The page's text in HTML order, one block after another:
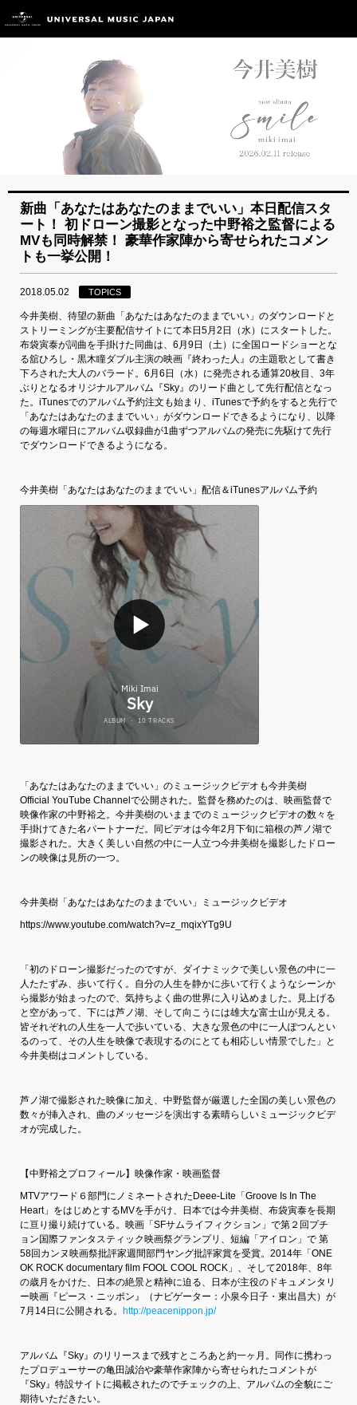
新曲「あなたはあなたのままでいい」本日配信スタ
ート！ 初ドローン撮影となった中野裕之監督による
MVも同時解禁！ 豪華作家陣から寄せられたコメン
トも一挙公開！
2018.05.02 TOPICS
今井美樹、待望の新曲「あなたはあなたのままでいい」のダウンロードと
ストリーミングが主要配信サイトにて本日5月2日（水）にスタートした。
布袋寅泰が詞曲を手掛けた同曲は、6月9日（土）に全国ロードショーとな
る舘ひろし・黒木瞳ダブル主演の映画『終わった人』の主題歌として書き
下ろされた大人のバラード。6月6日（水）に発売される通算20枚目、3年
ぶりとなるオリジナルアルバム『Sky』のリード曲として先行配信となっ
た。iTunesでのアルバム予約注文も始まり、iTunesで予約をすると先行で
「あなたはあなたのままでいい」がダウンロードできるようになり、以降
の毎週水曜日にアルバム収録曲が1曲ずつアルバムの発売に先駆けて先行
でダウンロードできるようになる。
今井美樹「あなたはあなたのままでいい」配信＆iTunesアルバム予約
「あなたはあなたのままでいい」のミュージックビデオも今井美樹
Official YouTube Channelで公開された。監督を務めたのは、映画監督で
映像作家の中野裕之。今井美樹のいままでのミュージックビデオの数々を
手掛けてきた名パートナーだ。同ビデオは今年2月下旬に箱根の芦ノ湖で
撮影された。大きく美しい自然の中に一人立つ今井美樹を撮影したドロー
ンの映像は見所の一つ。
今井美樹「あなたはあなたのままでいい」ミュージックビデオ
https://www.youtube.com/watch?v=z_mqixYTg9U
「初のドローン撮影だったのですが、ダイナミックで美しい景色の中に一
人たたずみ、歩いて行く。自分の人生を静かに歩いて行くようなシーンか
ら撮影が始まったので、気持ちよく曲の世界に入り込めました。見上げる
と空があって、下には芦ノ湖、そして向こうには雄大な富士山が見える。
皆それぞれの人生を一人で歩いている、大きな景色の中に一人ぽつんとい
るのって、その人生を映像で表現するのにとても相応しい情景でした」と
今井美樹はコメントしている。
芦ノ湖で撮影された映像に加え、中野監督が厳選した全国の美しい景色の
数々が挿入され、曲のメッセージを演出する素晴らしいミュージックビデ
オが完成した。
【中野裕之プロフィール】映像作家・映画監督
MTVアワード６部門にノミネートされたDeee-Lite「Groove Is In The
Heart」をはじめとするMVを手がけ、日本では今井美樹、布袋寅泰を長期
に亘り撮り続けている。映画「SFサムライフィクション」で第２回プチ
ョン国際ファンタスティック映画祭グランプリ、短編「アイロン」で 第
58回カンヌ映画祭批評家週間部門ヤング批評家賞を受賞。2014年「ONE
OK ROCK documentary film FOOL COOL ROCK」、そして2018年、8年
の歳月をかけた、日本の絶景と精神に迫る、日本が主役のドキュメンタリ
ー映画『ピース・ニッポン』（ナビゲーター：小泉今日子・東出昌大）が
7月14日に公開される。 http://peacenippon.jp/
アルバム『Sky』のリリースまで残すところあと約一ヶ月。同作に携わっ
たプロデューサーの亀田誠治や豪華作家陣から寄せられたコメントが
『Sky』特設サイトに掲載されたのでチェックの上、アルバムの全貌にご
期待いただきたい。